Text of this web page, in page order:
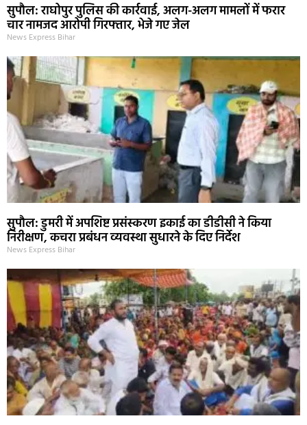
सुपौल: राघोपुर पुलिस की कार्रवाई, अलग-अलग मामलों में फरार
चार नामजद आरोपी गिरफ्तार, भेजे गए जेल
News Express Bihar
सुपौल: डुमरी में अपशिष्ट प्रसंस्करण इकाई का डीडीसी ने किया
निरीक्षण, कचरा प्रबंधन व्यवस्था सुधारने के दिए निर्देश
News Express Bihar